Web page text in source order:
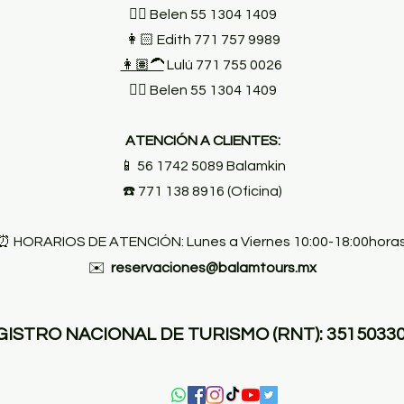
👱‍♀️ Belen 55 1304 1409
👩🏻 Edith 771 757 9989
👩🏽‍🦱Lulú 771 755 0026
👱‍♀️ Belen 55 1304 1409
ATENCIÓN A CLIENTES:
📱 56 1742 5089 Balamkin
☎️ 771 138 8916 (Oficina)
HORARIOS DE ATENCIÓN: Lunes a Viernes 10:00-
✉️ reservaciones@balamtours.mx
NACIONAL DE TURISMO (RNT):